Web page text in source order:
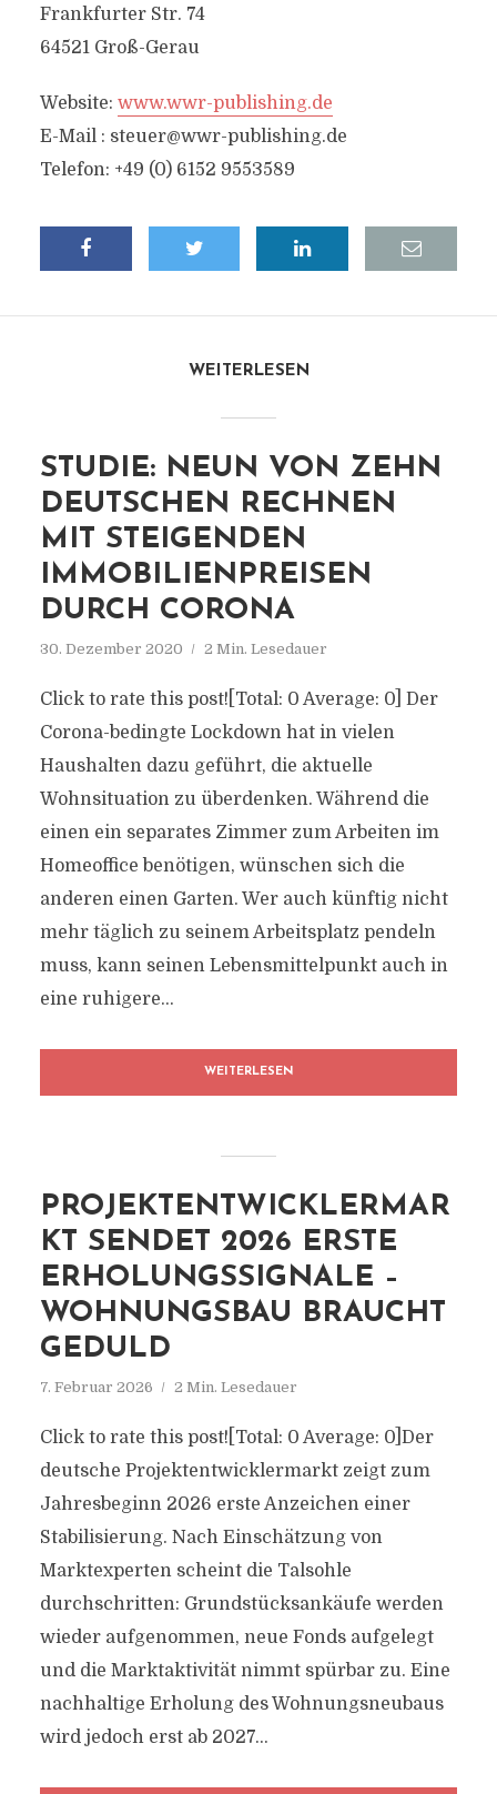
Frankfurter Str. 74
64521 Groß-Gerau
Website: www.wwr-publishing.de
E-Mail : steuer@wwr-publishing.de
Telefon: +49 (0) 6152 9553589
WEITERLESEN
STUDIE: NEUN VON ZEHN
DEUTSCHEN RECHNEN
MIT STEIGENDEN
IMMOBILIENPREISEN
DURCH CORONA
30. Dezember 2020 2 Min. Lesedauer
Click to rate this post![Total: 0 Average: 0] Der
Corona-bedingte Lockdown hat in vielen
Haushalten dazu geführt, die aktuelle
Wohnsituation zu überdenken. Während die
einen ein separates Zimmer zum Arbeiten im
Homeoffice benötigen, wünschen sich die
anderen einen Garten. Wer auch künftig nicht
mehr täglich zu seinem Arbeitsplatz pendeln
muss, kann seinen Lebensmittelpunkt auch in
eine ruhigere...
WEITERLESEN
PROJEKTENTWICKLERMAR
KT SENDET 2026 ERSTE
ERHOLUNGSSIGNALE –
WOHNUNGSBAU BRAUCHT
GEDULD
7. Februar 2026 2 Min. Lesedauer
Click to rate this post![Total: 0 Average: 0]Der
deutsche Projektentwicklermarkt zeigt zum
Jahresbeginn 2026 erste Anzeichen einer
Stabilisierung. Nach Einschätzung von
Marktexperten scheint die Talsohle
durchschritten: Grundstücksankäufe werden
wieder aufgenommen, neue Fonds aufgelegt
und die Marktaktivität nimmt spürbar zu. Eine
nachhaltige Erholung des Wohnungsneubaus
wird jedoch erst ab 2027...